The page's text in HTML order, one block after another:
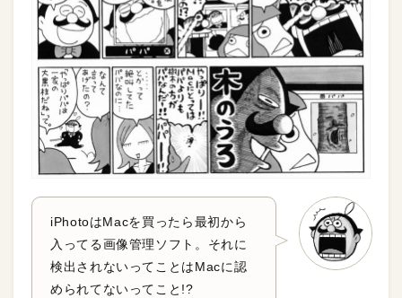
iPhotoはMacを買ったら最初から
入ってる画像管理ソフト。それに
検出されないってことはMacに認
められてないってこと!?